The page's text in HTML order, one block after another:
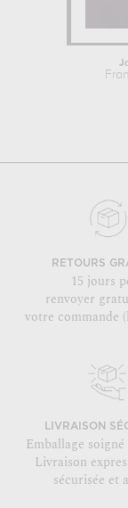
RETOURS
15 jours
renvoyer
votre commande
LIVRAISON
Emballage
Livraison
sécurisée et